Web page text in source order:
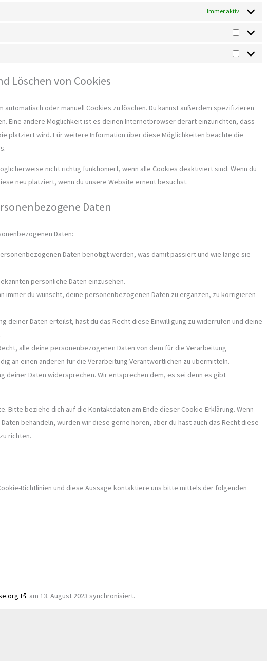
Immer aktiv
Statistics
Marketing
Löschen von Cookies
oder manuell Cookies zu löschen. Du kannst außerdem spezifizieren
Eine andere Möglichkeit ist es deinen Internetbrowser derart einzurichten, dass
platziert wird. Für weitere Information über diese Möglichkeiten beachte die
nicht richtig funktioniert, wenn alle Cookies deaktiviert sind. Wenn du
neu platziert, wenn du unsere Website erneut besuchst.
Daten
Daten:
Daten benötigt werden, was damit passiert und wie lange sie
persönliche Daten einzusehen.
immer du wünscht, deine personenbezogenen Daten zu ergänzen, zu korrigieren
deiner Daten erteilst, hast du das Recht diese Einwilligung zu widerrufen und deine
alle deine personenbezogenen Daten von dem für die Verarbeitung
an einen anderen für die Verarbeitung Verantwortlichen zu übermitteln.
deiner Daten widersprechen. Wir entsprechen dem, es sei denn es gibt
Bitte beziehe dich auf die Kontaktdaten am Ende dieser Cookie-Erklärung. Wenn
behandeln, würden wir diese gerne hören, aber du hast auch das Recht diese
richten.
Richtlinien und diese Aussage kontaktiere uns bitte mittels der folgenden
am 13. August 2023 synchronisiert.